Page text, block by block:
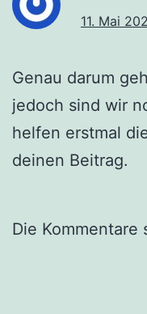
11. Mai
Genau darum
jedoch sind wir
helfen erstmal
deinen Beitrag.
Die Kommentare